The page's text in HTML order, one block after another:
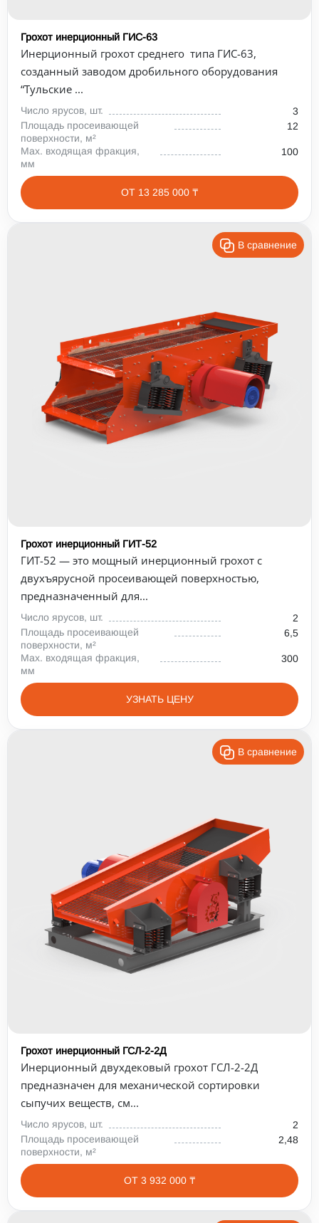
Грохот инерционный ГИС-63
Инерционный грохот среднего типа ГИС-63,
созданный заводом дробильного оборудования
“Тульские ...
Число ярусов, шт.
3
Площадь просеивающей
поверхности, м²
12
Max. входящая фракция,
мм
100
ОТ 13 285 000 ₸
В сравнение
Грохот инерционный ГИТ-52
ГИТ-52 — это мощный инерционный грохот с
двухъярусной просеивающей поверхностью,
предназначенный для...
Число ярусов, шт.
2
Площадь просеивающей
поверхности, м²
6,5
Max. входящая фракция,
мм
300
УЗНАТЬ ЦЕНУ
В сравнение
Грохот инерционный ГСЛ-2-2Д
Инерционный двухдековый грохот ГСЛ-2-2Д
предназначен для механической сортировки
сыпучих веществ, см...
Число ярусов, шт.
2
Площадь просеивающей
поверхности, м²
2,48
ОТ 3 932 000 ₸